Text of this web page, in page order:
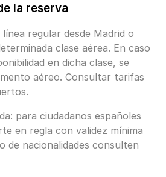
la reserva
regular desde Madrid o
clase aérea. En caso
en dicha clase, se
aéreo. Consultar tarifas
para ciudadanos españoles
en regla con validez mínima
de nacionalidades consulten